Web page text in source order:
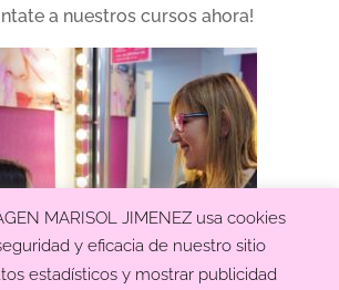
a nuestros cursos ahora!
MARISOL JIMENEZ usa cookies
y eficacia de nuestro sitio
estadísticos y mostrar publicidad